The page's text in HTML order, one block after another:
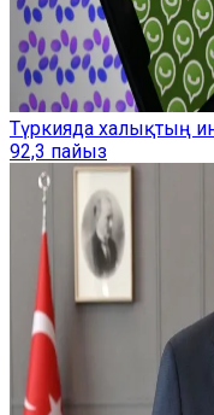
Түркияда халықтың
92,3 пайыз